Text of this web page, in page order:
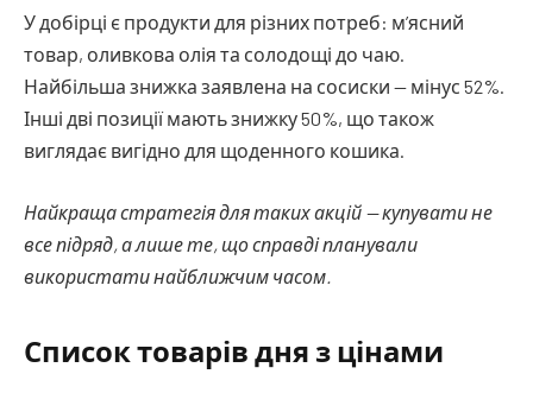
У добірці є продукти для різних потреб: м’ясний
товар, оливкова олія та солодощі до чаю.
Найбільша знижка заявлена на сосиски — мінус 52%.
Інші дві позиції мають знижку 50%, що також
виглядає вигідно для щоденного кошика.
Найкраща стратегія для таких акцій — купувати не
все підряд, а лише те, що справді планували
використати найближчим часом.
Список товарів дня з цінами